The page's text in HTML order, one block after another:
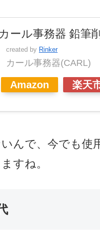
カール事務器 鉛筆
created by Rinker
カール事務器(CARL)
Amazon 楽天
んで、今でも使
すね。